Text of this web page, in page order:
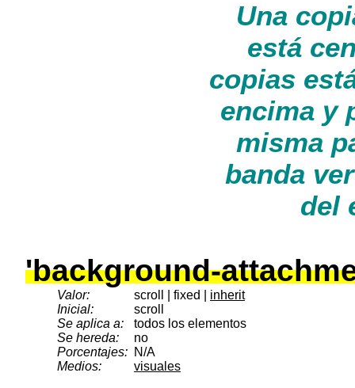
Una
está
copias
encima y
misma
banda
del
'background-
Valor: scroll | fixed | inherit
Inicial:
scroll
Se aplica a:
todos los elementos
Se hereda:
no
Porcentajes: N/A
Medios:
visuales